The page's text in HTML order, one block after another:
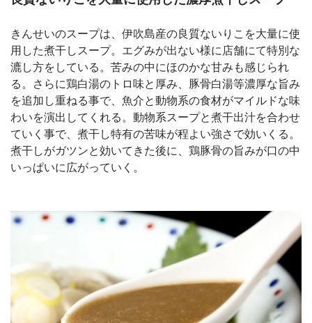
きんせいのスープは、伊吹島産の良質ないりこを大量に使
用した煮干しスープ。エグみが出ない様に店舗にて特別な
漉し方をしている。苦みの中にほのかな甘みも感じられ
る。さらに鶏白湯のトロ味と厚み、豚骨白湯等濃厚な旨み
を追加し重ねる事で、魚介と動物系の食材がマイルドな味
わいを演出してくれる。動物系スープと煮干出汁を合わせ
ていく事で、煮干し特有の苦味が程よい強さで効いくる。
煮干しがガツンと効いてきた後に、鶏豚骨の旨みが口の中
いっぱいに広がっていく。